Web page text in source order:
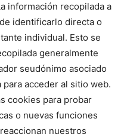
información recopilada a
identificarlo directa o
individual. Esto se
generalmente
seudónimo asociado
acceder al sitio web.
cookies para probar
o nuevas funciones
nuestros